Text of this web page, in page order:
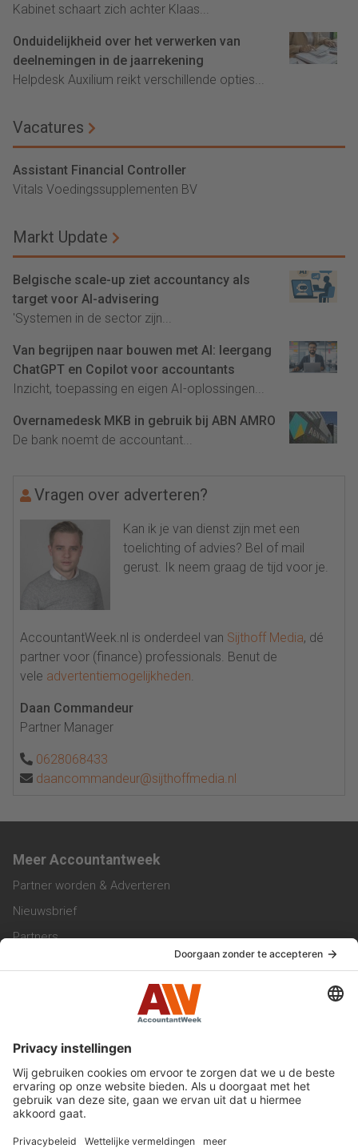
Kabinet schaart zich achter Klaas...
Onduidelijkheid over het verwerken van
deelnemingen in de jaarrekening
Helpdesk Auxilium reikt verschillende opties...
Vacatures
Assistant Financial Controller
Vitals Voedingssupplementen BV
Markt Update
Belgische scale-up ziet accountancy als
target voor AI-advisering
'Systemen in de sector zijn...
Van begrijpen naar bouwen met AI: leergang
ChatGPT en Copilot voor accountants
Inzicht, toepassing en eigen AI-oplossingen...
Overnamedesk MKB in gebruik bij ABN AMRO
De bank noemt de accountant...
Vragen over adverteren?
Kan ik je van dienst zijn met een
toelichting of advies? Bel of mail
gerust. Ik neem graag de tijd voor je.
AccountantWeek.nl is onderdeel van Sijthoff Media, dé
partner voor (finance) professionals. Benut de
vele advertentiemogelijkheden.
Daan Commandeur
Partner Manager
0628068433
daancommandeur@sijthoffmedia.nl
Meer Accountantweek
Partner worden & Adverteren
Nieuwsbrief
Partners
Werken bij ons
Privacy Statement
Algemene Voorwaarden
Privacyinstellingen